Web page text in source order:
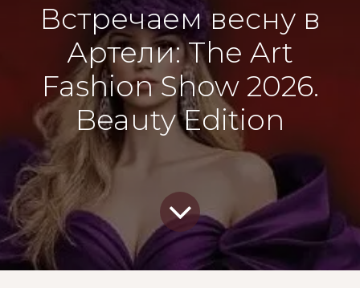
Встречаем весну в
Артели: The Art
Fashion Show 2026.
Beauty Edition